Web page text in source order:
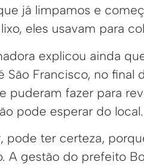
já limpamos e
eles usavam para
explicou ainda
São Francisco, no final
puderam fazer para
pode esperar do local.
pode ter certeza,
A gestão do prefeito